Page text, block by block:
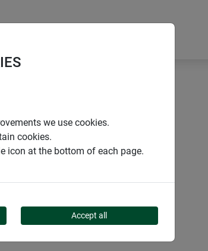
SET
we use cookies.
cookies.
icon at the bottom of each page.
Accept all